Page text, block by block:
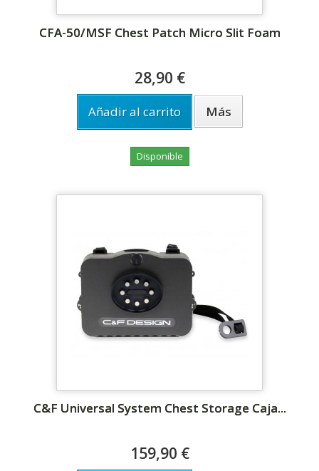
CFA-50/MSF Chest Patch Micro Slit Foam
28,90 €
Añadir al carrito Más
Disponible
C&F Universal System Chest Storage Caja...
159,90 €